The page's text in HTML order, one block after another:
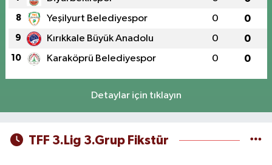
8 Yeşilyurt Belediyespor 0 0
9 Kırıkkale Büyük Anadolu 0 0
10 Karaköprü Belediyespor 0 0
Detaylar için tıklayın
TFF 3.Lig 3.Grup Fikstür